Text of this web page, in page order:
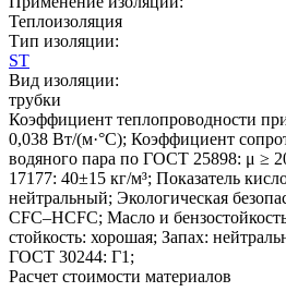
Теплоизоляция
Тип изоляции:
ST
Вид изоляции:
трубки
Коэффициент теплопроводности
0,038 Вт/(м·°C); Коэффициент
водяного пара по ГОСТ 25898: μ ≥
17177: 40±15 кг/м³; Показатель
нейтральный; Экологическая
CFC–HCFC; Масло и
стойкость: хорошая; Запах:
ГОСТ 30244: Г1;
Расчет стоимости материалов